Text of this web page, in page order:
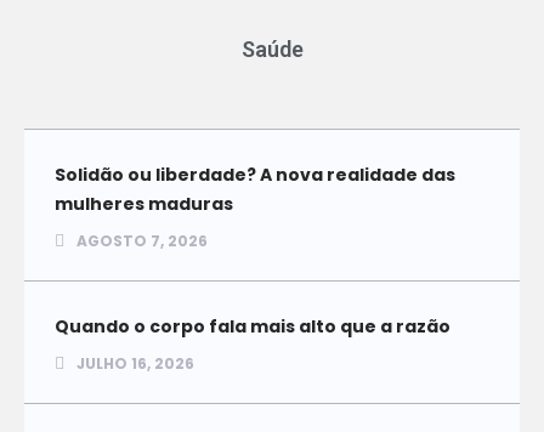
Saúde
Solidão ou liberdade? A nova realidade das
mulheres maduras
AGOSTO 7, 2026
Quando o corpo fala mais alto que a razão
JULHO 16, 2026